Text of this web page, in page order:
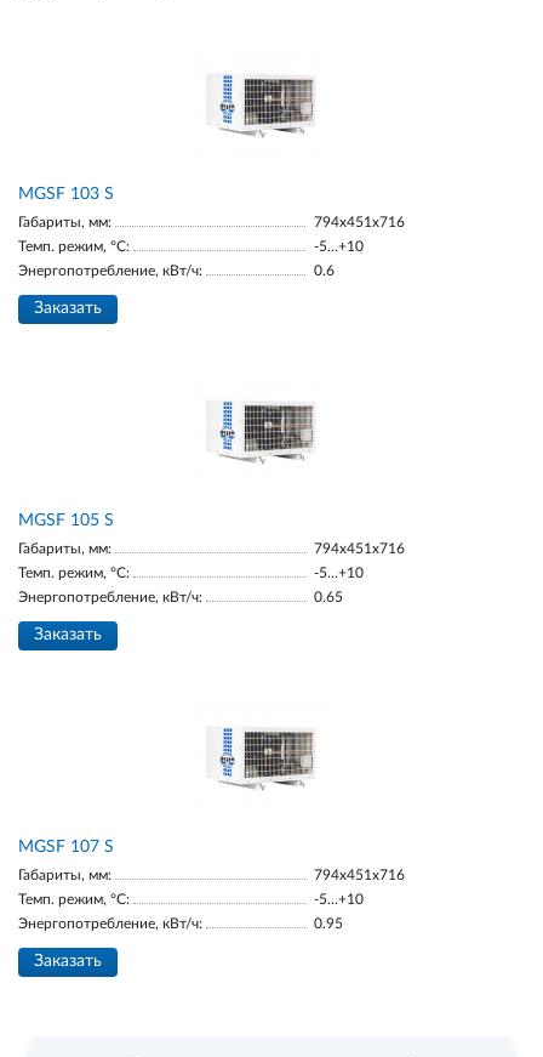
MGSF 103 S
Габариты, мм:
794x451x716
Темп. режим, °С:
-5...+10
Энергопотребление, кВт/ч:
0.6
Заказать
МGSF 105 S
Габариты, мм:
794x451x716
Темп. режим, °С:
-5...+10
Энергопотребление, кВт/ч:
0.65
Заказать
MGSF 107 S
Габариты, мм:
794x451x716
Темп. режим, °С:
-5...+10
Энергопотребление, кВт/ч:
0.95
Заказать